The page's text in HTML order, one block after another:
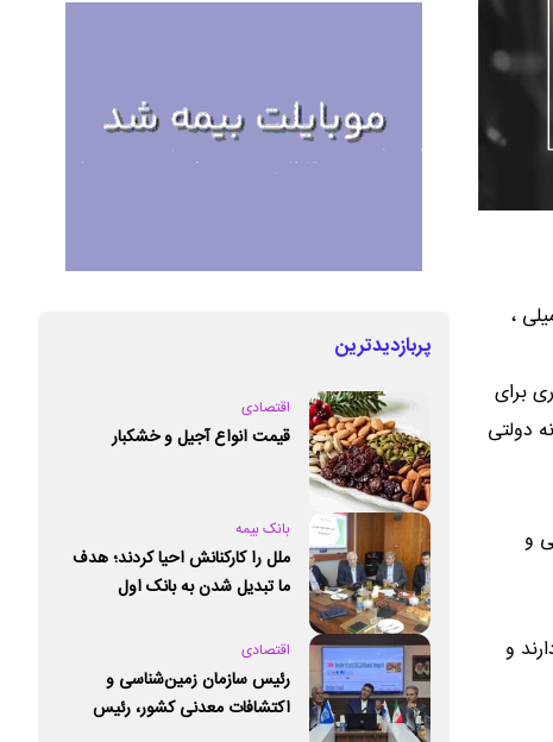
،
برای
دولتی
و
و
پربازدیدترین
اقتصادی
قیمت انواع آجیل و خشکبار
بانک بیمه
ملل را کارکنانش احیا کردند؛ هدف
ما تبدیل شدن به بانک اول
اقتصادی
رئیس سازمان زمین‌شناسی و
اکتشافات معدنی کشور،‌ رئیس